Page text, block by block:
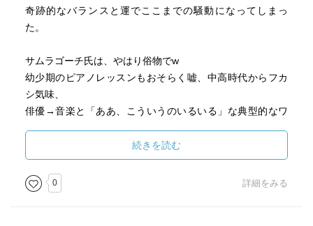
奇跡的なバランスと運でここまでの騒動になってしまっ
た。
サムラゴーチ氏は、やはり俗物でw
幼少期のピアノレッスンもおそらく嘘、中高時代からフカ
シ気味、
俳優→音楽と「ああ、こういうのいるいる」な典型的なワ
なんの魅力も能力も運もないわけじゃない、
人を惹きつけたり取り込む能力もある(見破られる事も多い
が)
初めの一歩、NHKの「山河憧憬」で作曲のオファーが来た
続きを読む
0 詳細をみる